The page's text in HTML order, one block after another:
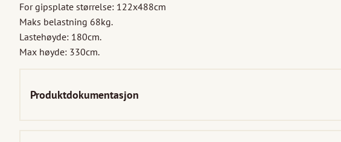
For gipsplate størrelse: 122x488cm
Maks belastning 68kg.
Lastehøyde: 180cm.
Max høyde: 330cm.
Produktdokumentasjon